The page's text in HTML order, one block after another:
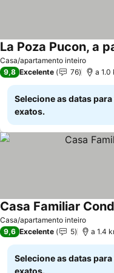
Casa/apartamento inteiro
La Poza Pucon, a
9,8 Excelente 76 a 1.0
Selecione as datas
exatos.
Casa/apartamento inteiro
Casa Familiar
9,6 Excelente 5 a 1.4
Selecione as datas
exatos.